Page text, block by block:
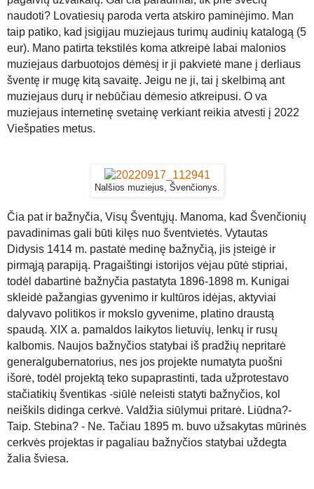
naudoti? Lovatiesių paroda verta atskiro paminėjimo. Man
taip patiko, kad įsigijau muziejaus turimų audinių katalogą (5
eur). Mano patirta tekstilės koma atkreipė labai malonios
muziejaus darbuotojos dėmėsį ir ji pakvietė mane į derliaus
šventę ir mugę kitą savaitę. Jeigu ne ji, tai į skelbimą ant
muziejaus durų ir nebūčiau dėmesio atkreipusi. O va
muziejaus internetinę svetainę verkiant reikia atvesti į 2022
Viešpaties metus.
Nalšios muziejus, Švenčionys.
Čia pat ir bažnyčia, Visų Šventųjų. Manoma, kad Švenčionių
pavadinimas gali būti kilęs nuo šventvietės. Vytautas
Didysis 1414 m. pastatė medinę bažnyčią, jis įsteigė ir
pirmąją parapiją. Pragaištingi istorijos vėjau pūtė stipriai,
todėl dabartinė bažnyčia pastatyta 1896-1898 m. Kunigai
skleidė pažangias gyvenimo ir kultūros idėjas, aktyviai
dalyvavo politikos ir mokslo gyvenime, platino draustą
spaudą. XIX a. pamaldos laikytos lietuvių, lenkų ir rusų
kalbomis. Naujos bažnyčios statybai iš pradžių nepritarė
generalgubernatorius, nes jos projekte numatyta puošni
išorė, todėl projektą teko supaprastinti, tada užprotestavo
stačiatikių šventikas -siūlė neleisti statyti bažnyčios, kol
neiškils didinga cerkvė. Valdžia siūlymui pritarė. Liūdna?-
Taip. Stebina? - Ne. Tačiau 1895 m. buvo užsakytas mūrinės
cerkvės projektas ir pagaliau bažnyčios statybai uždegta
žalia šviesa.